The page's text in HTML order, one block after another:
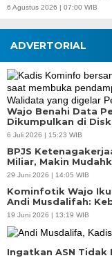
6 Agustus 2026 | 07:00 WIB
ADVERTORIAL
Wajo Benahi Data
Dikumpulkan di
6 Juli 2026 | 15:23 WIB
BPJS
Miliar, Makin
29 Juni 2026 | 14:05 WIB
Kominfotik Wajo
Andi Musdalifah:
19 Juni 2026 | 13:19 WIB
Ingatkan ASN Tidak